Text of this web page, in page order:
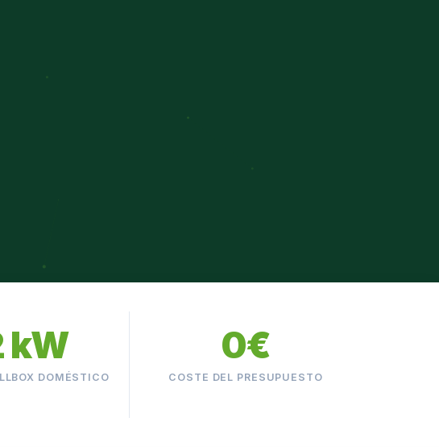
kW
DOMÉSTICO
0€
COSTE DEL PRESUPUESTO